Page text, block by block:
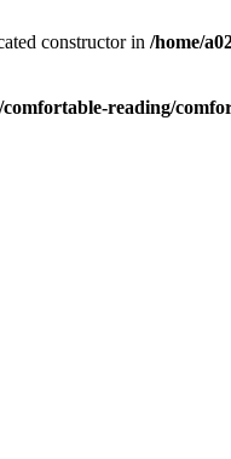
constructor in /home/
reading/